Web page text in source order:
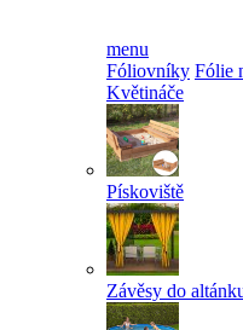
menu
Fóliovníky Fólie
Květináče
Pískoviště
Závěsy do